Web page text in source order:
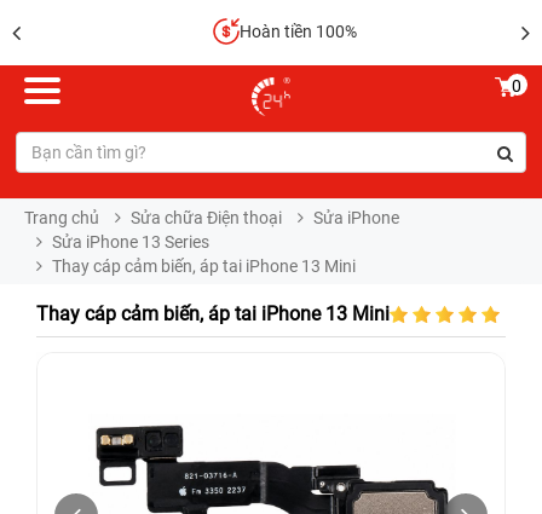
Hoàn tiền 100%
0
Trang chủ Sửa chữa Điện thoại
Sửa iPhone
Sửa iPhone 13 Series
Thay cáp cảm biến, áp tai iPhone 13 Mini
Thay cáp cảm biến, áp tai iPhone 13 Mini